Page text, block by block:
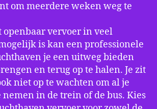
om meerdere weken weg te
openbaar vervoer in veel
is kan een professionele
je een uitweg bieden
en terug op te halen. Je zit
niet op te wachten om al je
nemen in de trein of de bus. Kies